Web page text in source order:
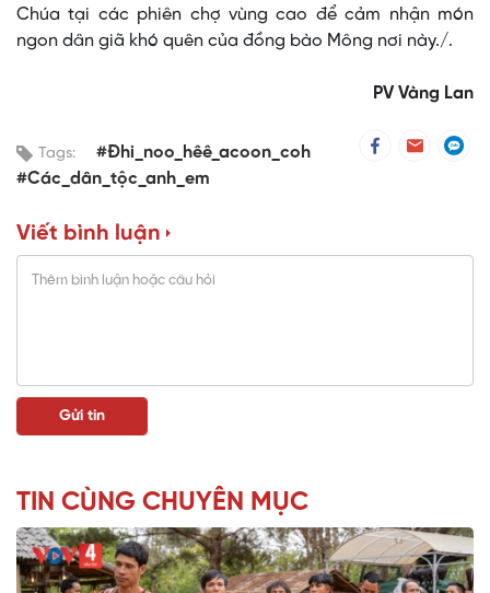
Chúa tại các phiên chợ vùng cao để cảm nhận món
ngon dân giã khó quên của đồng bào Mông nơi này./.
PV Vàng Lan
Tags:
#Đhi_noo_hêê_acoon_coh
#Các_dân_tộc_anh_em
Viết bình luận
TIN CÙNG CHUYÊN MỤC